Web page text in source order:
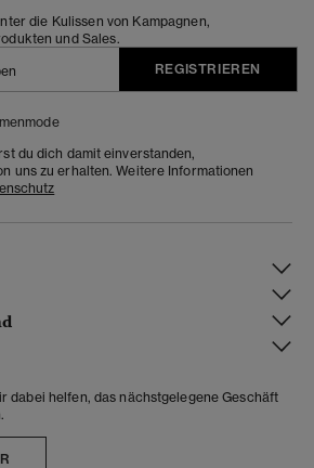
die Kulissen von Kampagnen,
und Sales.
REGISTRIEREN
du dich damit einverstanden,
uns zu erhalten. Weitere Informationen
dabei helfen, das nächstgelegene Geschäft